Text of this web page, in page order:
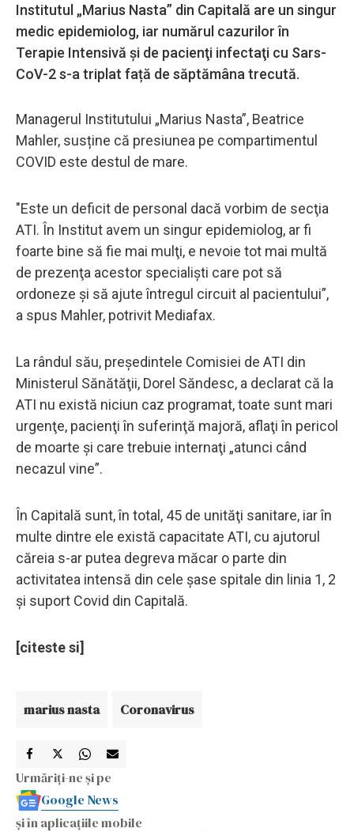
Institutul „Marius Nasta” din Capitală are un singur
medic epidemiolog, iar numărul cazurilor în
Terapie Intensivă şi de pacienţi infectaţi cu Sars-
CoV-2 s-a triplat față de săptămâna trecută.
Managerul Institutului „Marius Nasta”, Beatrice
Mahler, susține că presiunea pe compartimentul
COVID este destul de mare.
"Este un deficit de personal dacă vorbim de secţia
ATI. În Institut avem un singur epidemiolog, ar fi
foarte bine să fie mai mulţi, e nevoie tot mai multă
de prezenţa acestor specialişti care pot să
ordoneze şi să ajute întregul circuit al pacientului”,
a spus Mahler, potrivit Mediafax.
La rândul său, preşedintele Comisiei de ATI din
Ministerul Sănătăţii, Dorel Săndesc, a declarat că la
ATI nu există niciun caz programat, toate sunt mari
urgenţe, pacienţi în suferinţă majoră, aflaţi în pericol
de moarte şi care trebuie internaţi „atunci când
necazul vine”.
În Capitală sunt, în total, 45 de unităţi sanitare, iar în
multe dintre ele există capacitate ATI, cu ajutorul
căreia s-ar putea degreva măcar o parte din
activitatea intensă din cele şase spitale din linia 1, 2
şi suport Covid din Capitală.
[citeste si]
marius nasta Coronavirus
Urmăriți-ne și pe
Google News
și în aplicațiile mobile